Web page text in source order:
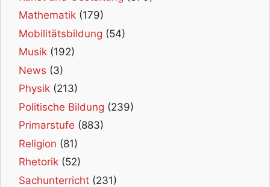
Mathematik (179)
Mobilitätsbildung (54)
Musik (192)
News (3)
Physik (213)
Politische Bildung (239)
Primarstufe (883)
Religion (81)
Rhetorik (52)
Sachunterricht (231)